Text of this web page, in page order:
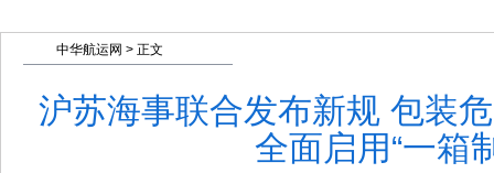
中华航运网 > 正文
沪苏海事联合发布新规 包装
全面启用“一箱